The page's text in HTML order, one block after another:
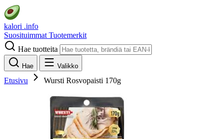
kalori .info
Suosituimmat Tuotemerkit
Hae tuotteita
Hae Valikko
Etusivu Wursti Rosvopaisti 170g